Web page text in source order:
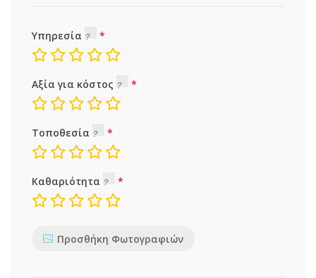
Υπηρεσία
Αξία για κόστος
Τοποθεσία
Καθαριότητα
Προσθήκη Φωτογραφιών